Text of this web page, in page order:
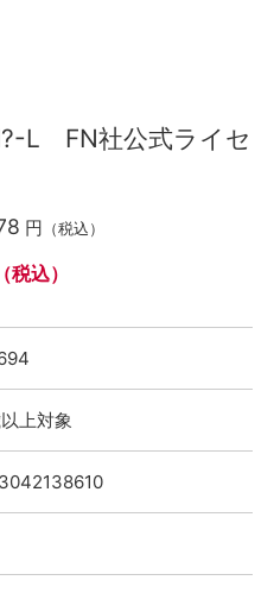
L FN社公式ライセ
円 （税込）
（税込）
上対象